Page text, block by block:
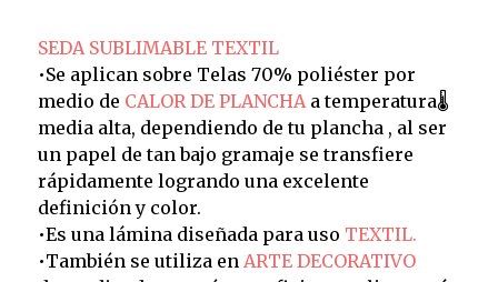
SEDA SUBLIMABLE TEXTIL
•Se aplican sobre Telas 70% poliéster por
medio de CALOR DE PLANCHA a temperatura🌡️
media alta, dependiendo de tu plancha , al ser
un papel de tan bajo gramaje se transfiere
rápidamente logrando una excelente
definición y color.
•Es una lámina diseñada para uso TEXTIL.
•También se utiliza en ARTE DECORATIVO